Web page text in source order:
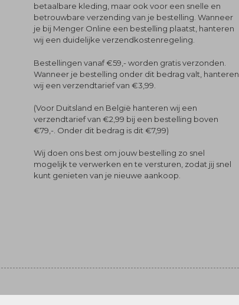
betaalbare kleding, maar ook voor een snelle en
betrouwbare verzending van je bestelling. Wanneer
je bij Menger Online een bestelling plaatst, hanteren
wij een duidelijke verzendkostenregeling.
Bestellingen vanaf €59,- worden gratis verzonden.
Wanneer je bestelling onder dit bedrag valt, hanteren
wij een verzendtarief van €3,99.
(Voor Duitsland en België hanteren wij een
verzendtarief van €2,99 bij een bestelling boven
€79,-. Onder dit bedrag is dit €7,99)
Wij doen ons best om jouw bestelling zo snel
mogelijk te verwerken en te versturen, zodat jij snel
kunt genieten van je nieuwe aankoop.